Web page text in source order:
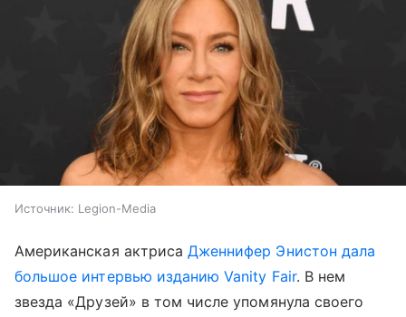
Источник: Legion-Media
Американская актрисаДженнифер Энистон дала
большое интервью изданию Vanity Fair. В нем
звезда «Друзей» в том числе упомянула своего